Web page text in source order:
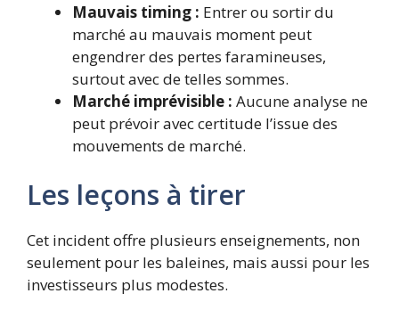
Mauvais timing : Entrer ou sortir du
marché au mauvais moment peut
engendrer des pertes faramineuses,
surtout avec de telles sommes.
Marché imprévisible : Aucune analyse ne
peut prévoir avec certitude l’issue des
mouvements de marché.
Les leçons à tirer
Cet incident offre plusieurs enseignements, non
seulement pour les baleines, mais aussi pour les
investisseurs plus modestes.